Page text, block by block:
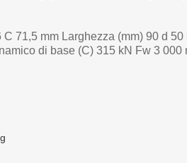
71,5 mm Larghezza (mm) 90 d 50
di base (C) 315 kN Fw 3 000